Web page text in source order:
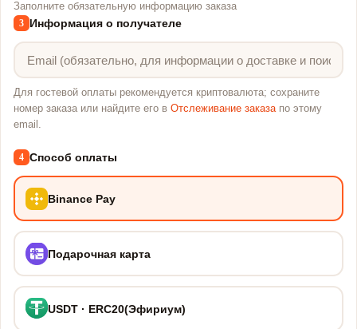
Заполните обязательную информацию заказа
3 Информация о получателе
Для гостевой оплаты рекомендуется криптовалюта; сохраните
номер заказа или найдите его в Отслеживание заказапо этому
email.
4 Способ оплаты
Binance Pay
Подарочная карта
USDT · ERC20(Эфириум)